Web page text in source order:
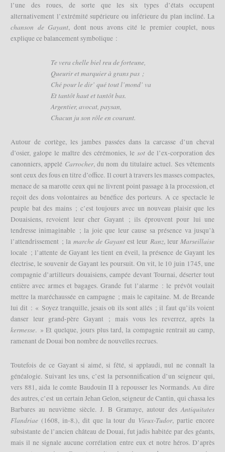
l’une des roues, de sorte que les six types d’états occupent
alternativement l’extrémité supérieure ou inférieure du plan incliné. La
chanson de Gayant, dont nous avons cité le premier couplet, nous
explique ce balancement symbolique :
Te vera chelle biel reu de forteune,
Queurir et marquier à grans pas ;
Ché pour le dir’ qué tout l’mond’ va
Et tantôt haut et tantôt bas.
Argentier, avocat, paysan,
Chacun ju son rôle en courant.
Autour de cortège, les jambes passées dans la carcasse d’un cheval
d’osier, galope le maître des cérémonies, le sotde l’ex-corporation des
canonniers, appelé Carrocher, du nom du titulaire actuel. Ses vêtements
sont ceux des fous en titre d’office. Il court à travers les masses compactes,
menace de sa marotte ceux qui ne livrent point passage à la procession, et
reçoit des dons volontaires au bénéfice des porteurs. A ce spectacle le
peuple bat des mains ; c’est toujours avec un nouveau plaisir que les
Douaisiens, revoient leur cher Gayant ; ils éprouvent pour lui une
tendresse inimaginable ; la joie que leur cause sa présence va jusqu’à
l’attendrissement ; la marche de Gayant est leur Ranz, leur Marseillaise
locale ; l’attente de Gayant les tient en éveil, la présence de Gayant les
électrise, le souvenir de Gayant les poursuit. On vit, le 10 juin 1745, une
compagnie d’artilleurs douaisiens, campée devant Tournai, déserter tout
entière avec armes et bagages. Grande fut l’alarme : le prévôt voulait
mettre la maréchaussée en campagne ; mais le capitaine. M. de Breande
lui dit : « Soyez tranquille, jesais où ils sont allés ; il faut qu’ils voient
danser leur grand-père Gayant ; mais vous les reverrez, après la
kermesse. » Et quelque, jours plus tard, la compagnie rentrait au camp,
ramenant de Douai bon nombre de nouvelles recrues.
Toutefois de ce Gayant si aimé, si fêté, si applaudi, nul ne connaît la
généalogie. Suivant les uns, c’est la personnification d’un seigneur qui,
vers 881, aida le comte Baudouin II à repousser les Normands. Au dire
des autres, c’est un certain Jehan Gelon, seigneur de Cantin, qui chassa les
Barbares au neuvième siècle. J. B Gramaye, autour des Antiquitates
Flandriae (1608, in-8.), dit que la tour du Vieux-Tudor, partie encore
subsistante de l’ancien château de Douai, fut jadis habitée par des géants,
mais il ne signale aucune corrélation entre eux et notre héros. D’après